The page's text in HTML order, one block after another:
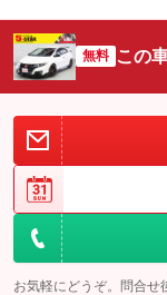
エアコン
：装備あり
リフトアップ
：装備なし
ダウンヒルアシス
パワーウィンドウ
：装備あり
：装備なし
USB入力端子
：装備あり
100V電源
：装備なし
センターデフロック
オーディオ：CDま
ビジュアル：-／
：装備あり
革シート
：装備なし
キーレス
：装備あり
HID(キセノンライ
：装備なし
バックカメラ
：装備あり
無料 この
お気軽にどうぞ。問合せ